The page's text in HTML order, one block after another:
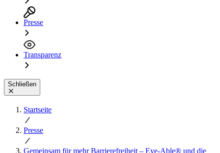
Presse
Transparenz
Schließen
Startseite
Presse
Gemeinsam für mehr Barrierefreiheit – Eye-Able® und die